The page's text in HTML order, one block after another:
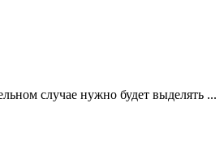
случае нужно будет выделять ...